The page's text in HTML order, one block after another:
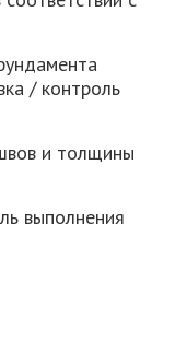
/ контроль
и толщины
выполнения